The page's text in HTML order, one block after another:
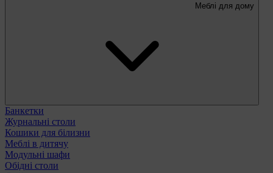
Меблі для дому
Банкетки
Журнальні столи
Кошики для білизни
Меблі в дитячу
Модульні шафи
Обідні столи